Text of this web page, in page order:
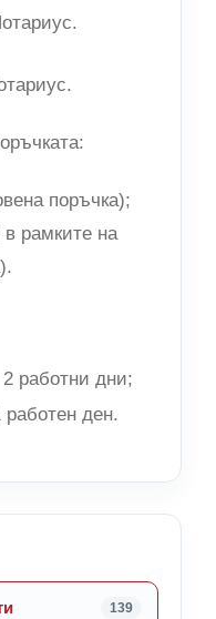
поръчка);
рамките на
работни дни;
работен ден.
139